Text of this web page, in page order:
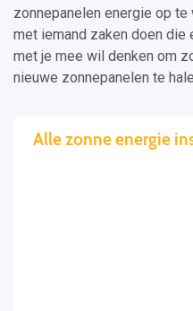
zonnepanelen energie op
met iemand zaken doen
met je mee wil denken om
nieuwe zonnepanelen te
Alle zonne energie